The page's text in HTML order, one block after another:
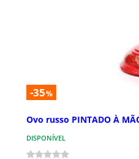
-35%
Ovo russo PINTADO À
DISPONÍVEL